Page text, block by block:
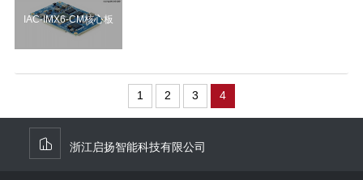
IAC-IMX6-CM核心板
1 2 3 4
浙江启扬智能科技有限公司